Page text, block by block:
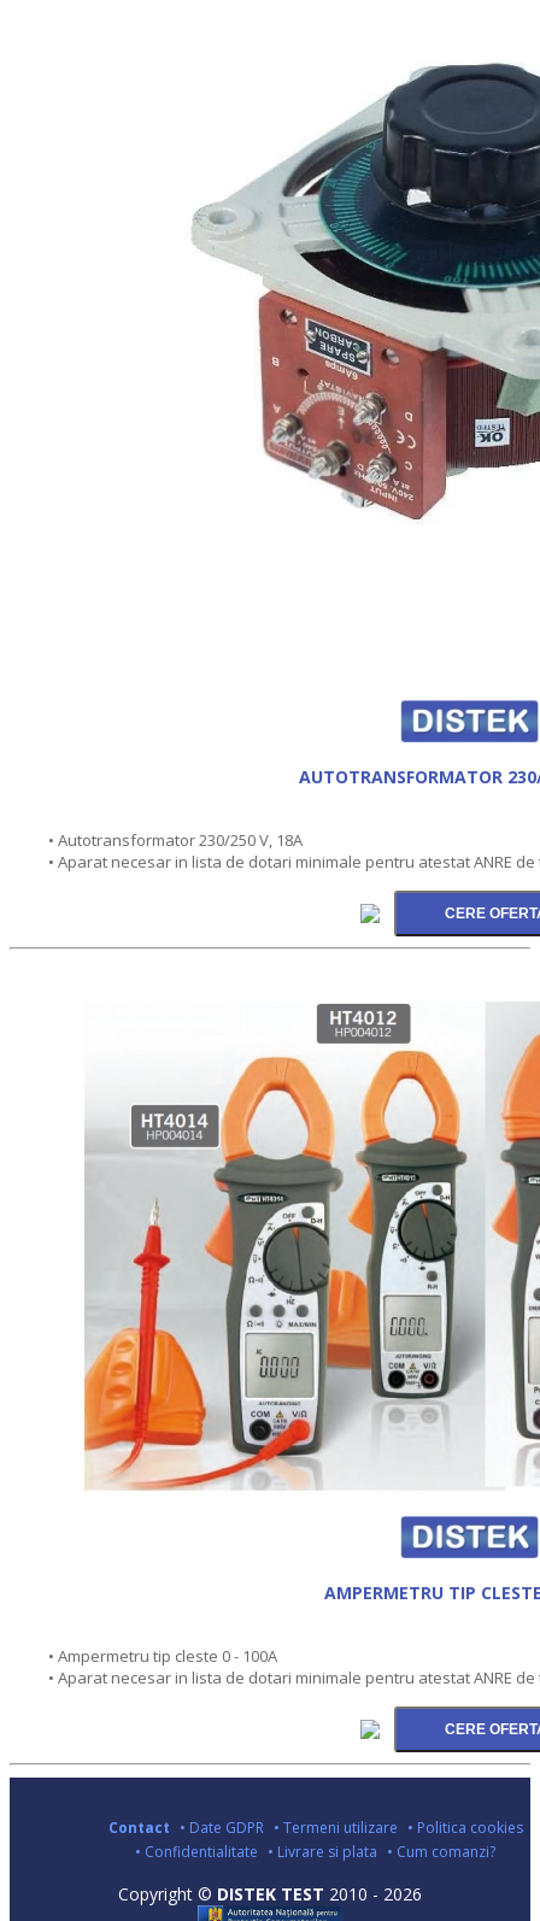
AUTOTRANSFORMATOR
• Autotransformator 230/250 V, 18A
• Aparat necesar in lista de dotari minimale pentru atestat ANRE de
AMPERMETRU TIP
• Ampermetru tip cleste 0 - 100A
• Aparat necesar in lista de dotari minimale pentru atestat ANRE de
Contact • Date GDPR • Termeni utilizare • Politica cookies
• Confidentialitate • Livrare si plata • Cum comanzi?
Copyright © DISTEK TEST 2010 - 2026